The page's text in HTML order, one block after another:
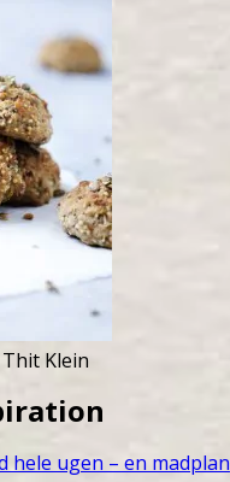
Klein
hele ugen – en madplan